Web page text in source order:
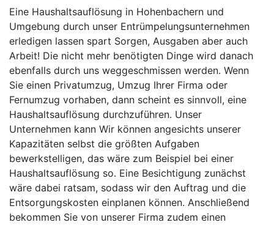
Eine Haushaltsauflösung in Hohenbachern und
Umgebung durch unser Entrümpelungsunternehmen
erledigen lassen spart Sorgen, Ausgaben aber auch
Arbeit! Die nicht mehr benötigten Dinge wird danach
ebenfalls durch uns weggeschmissen werden. Wenn
Sie einen Privatumzug, Umzug Ihrer Firma oder
Fernumzug vorhaben, dann scheint es sinnvoll, eine
Haushaltsauflösung durchzuführen. Unser
Unternehmen kann Wir können angesichts unserer
Kapazitäten selbst die größten Aufgaben
bewerkstelligen, das wäre zum Beispiel bei einer
Haushaltsauflösung so. Eine Besichtigung zunächst
wäre dabei ratsam, sodass wir den Auftrag und die
Entsorgungskosten einplanen können. Anschließend
bekommen Sie von unserer Firma zudem einen